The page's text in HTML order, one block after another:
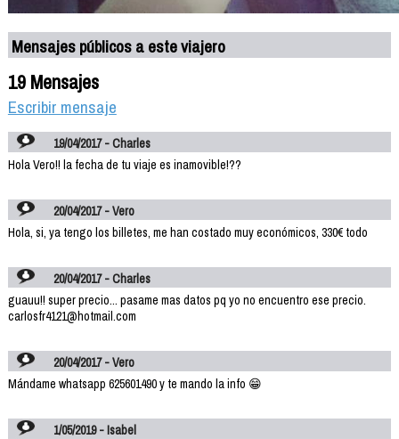
Mensajes públicos a este viajero
19 Mensajes
Escribir mensaje
19/04/2017 - Charles
Hola Vero!! la fecha de tu viaje es inamovible!??
20/04/2017 - Vero
Hola, si, ya tengo los billetes, me han costado muy económicos, 330€ todo
20/04/2017 - Charles
guauu!! super precio... pasame mas datos pq yo no encuentro ese precio.
carlosfr4121@hotmail.com
20/04/2017 - Vero
Mándame whatsapp 625601490 y te mando la info 😁
1/05/2019 - Isabel